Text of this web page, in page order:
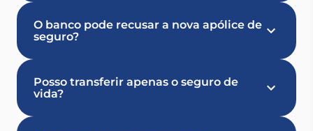
O banco pode recusar a nova apólice de
seguro?
Posso transferir apenas o seguro de
vida?